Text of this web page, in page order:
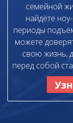
семейной
найдёте
периоды
можете
свою жизнь,
перед собой